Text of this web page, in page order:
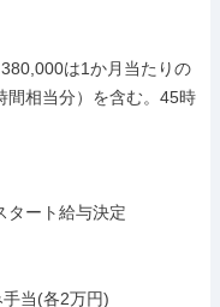
は1か月当たりの
間相当分）を含む。45時
タート給与決定
当(各2万円)